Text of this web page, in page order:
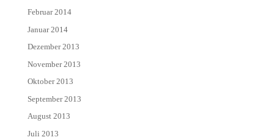
Februar 2014
Januar 2014
Dezember 2013
November 2013
Oktober 2013
September 2013
August 2013
Juli 2013